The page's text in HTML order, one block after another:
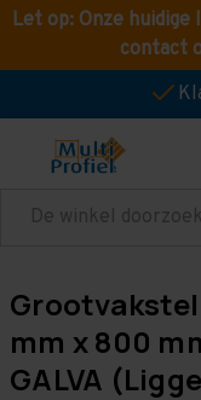
Let op: Onze huidige
contact
Zoeken
mm x 800
GALVA